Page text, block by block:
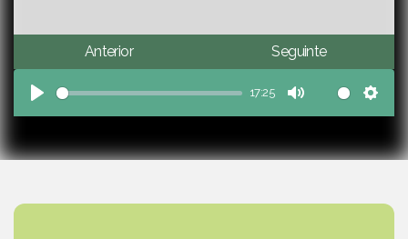
Anterior Seguinte
Play
17:25
Mute